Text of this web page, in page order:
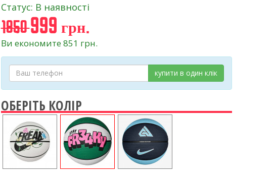
Статус: В наявності
1850999 грн.
Ви економите 851 грн.
купити в один клік
ОБЕРІТЬ КОЛІР